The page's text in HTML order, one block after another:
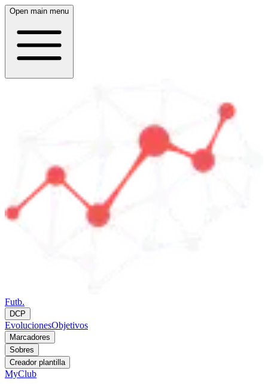
Open main menu
Futb.
DCP
EvolucionesObjetivos
Marcadores
Sobres
Creador plantilla
MyClub